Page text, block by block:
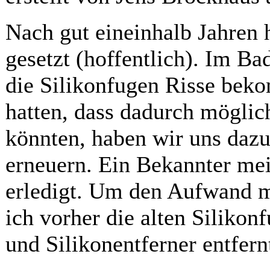
Nach gut eineinhalb Jahren
gesetzt (hoffentlich). Im
die Silikonfugen Risse
hatten, dass dadurch
könnten, haben wir uns
erneuern. Ein Bekannter
erledigt. Um den Aufwand
ich vorher die alten
und Silikonentferner